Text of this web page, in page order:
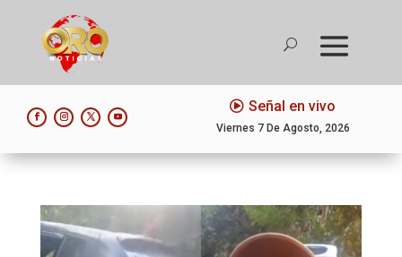
Señal en vivo
Viernes 7 De Agosto, 2026